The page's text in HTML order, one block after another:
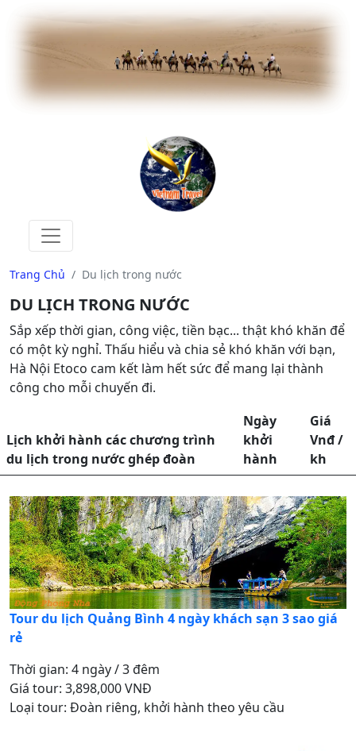
Trang Chủ Du lịch trong nước
DU LỊCH TRONG NƯỚC
Sắp xếp thời gian, công việc, tiền bạc... thật khó khăn để
có một kỳ nghỉ. Thấu hiểu và chia sẻ khó khăn với bạn,
Hà Nội Etoco cam kết làm hết sức để mang lại thành
công cho mỗi chuyến đi.
Lịch khởi hành các chương trình
du lịch trong nước ghép đoàn
Ngày
khởi
hành
Giá
Vnđ /
kh
Tour du lịch Quảng Bình 4 ngày khách sạn 3 sao giá
rẻ
Thời gian: 4 ngày / 3 đêm
Giá tour: 3,898,000 VNĐ
Loại tour: Đoàn riêng, khởi hành theo yêu cầu